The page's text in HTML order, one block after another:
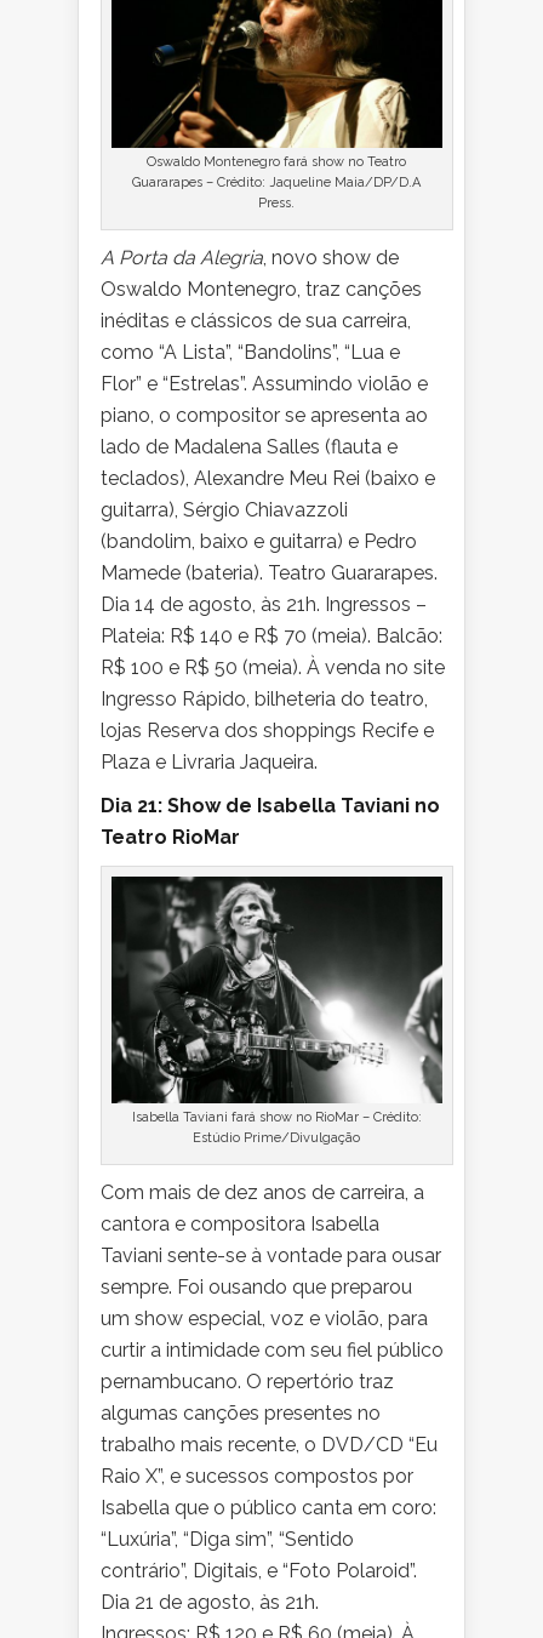
Oswaldo Montenegro fará show no Teatro
Guararapes – Crédito: Jaqueline Maia/DP/D.A
Press.
A Porta da Alegria, novo show de
Oswaldo Montenegro, traz canções
inéditas e clássicos de sua carreira,
como “A Lista”, “Bandolins”, “Lua e
Flor” e “Estrelas”. Assumindo violão e
piano, o compositor se apresenta ao
lado de Madalena Salles (flauta e
teclados), Alexandre Meu Rei (baixo e
guitarra), Sérgio Chiavazzoli
(bandolim, baixo e guitarra) e Pedro
Mamede (bateria). Teatro Guararapes.
Dia 14 de agosto, às 21h. Ingressos –
Plateia: R$ 140 e R$ 70 (meia). Balcão:
R$ 100 e R$ 50 (meia). À venda no site
Ingresso Rápido, bilheteria do teatro,
lojas Reserva dos shoppings Recife e
Plaza e Livraria Jaqueira.
Dia 21: Show de Isabella Taviani no
Teatro RioMar
Isabella Taviani fará show no RioMar – Crédito:
Estúdio Prime/Divulgação
Com mais de dez anos de carreira, a
cantora e compositora Isabella
Taviani sente-se à vontade para ousar
sempre. Foi ousando que preparou
um show especial, voz e violão, para
curtir a intimidade com seu fiel público
pernambucano. O repertório traz
algumas canções presentes no
trabalho mais recente, o DVD/CD “Eu
Raio X”, e sucessos compostos por
Isabella que o público canta em coro:
“Luxúria”, “Diga sim”, “Sentido
contrário”, Digitais, e “Foto Polaroid”.
Dia 21 de agosto, às 21h.